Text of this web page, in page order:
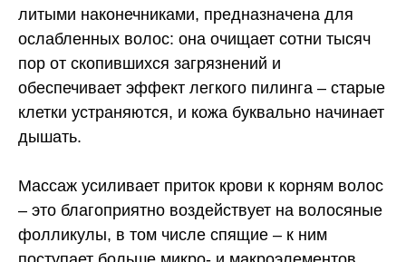
литыми наконечниками, предназначена для
ослабленных волос: она очищает сотни тысяч
пор от скопившихся загрязнений и
обеспечивает эффект легкого пилинга – старые
клетки устраняются, и кожа буквально начинает
дышать.
Массаж усиливает приток крови к корням волос
– это благоприятно воздействует на волосяные
фолликулы, в том числе спящие – к ним